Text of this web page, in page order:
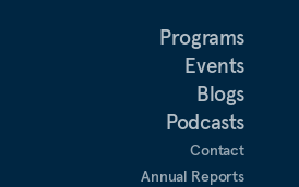
Programs
Events
Blogs
Podcasts
Contact
Annual Reports